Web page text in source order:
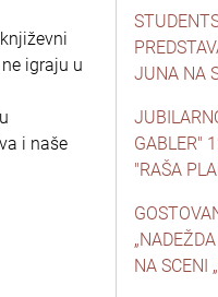
igraju u
i naše
JUNA NA
GABLER"
"RAŠA
NA SCENI